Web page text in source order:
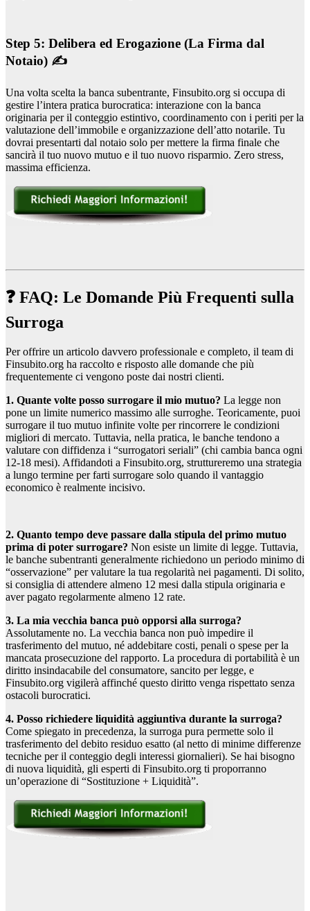
Step 5: Delibera ed Erogazione (La Firma dal
Notaio) ✍️
Una volta scelta la banca subentrante, Finsubito.org si occupa di
gestire l’intera pratica burocratica: interazione con la banca
originaria per il conteggio estintivo, coordinamento con i periti per la
valutazione dell’immobile e organizzazione dell’atto notarile. Tu
dovrai presentarti dal notaio solo per mettere la firma finale che
sancirà il tuo nuovo mutuo e il tuo nuovo risparmio. Zero stress,
massima efficienza.
❓ FAQ: Le Domande Più Frequenti sulla
Surroga
Per offrire un articolo davvero professionale e completo, il team di
Finsubito.org ha raccolto e risposto alle domande che più
frequentemente ci vengono poste dai nostri clienti.
1. Quante volte posso surrogare il mio mutuo? La legge non
pone un limite numerico massimo alle surroghe. Teoricamente, puoi
surrogare il tuo mutuo infinite volte per rincorrere le condizioni
migliori di mercato. Tuttavia, nella pratica, le banche tendono a
valutare con diffidenza i “surrogatori seriali” (chi cambia banca ogni
12-18 mesi). Affidandoti a Finsubito.org, struttureremo una strategia
a lungo termine per farti surrogare solo quando il vantaggio
economico è realmente incisivo.
2. Quanto tempo deve passare dalla stipula del primo mutuo
prima di poter surrogare? Non esiste un limite di legge. Tuttavia,
le banche subentranti generalmente richiedono un periodo minimo di
“osservazione” per valutare la tua regolarità nei pagamenti. Di solito,
si consiglia di attendere almeno 12 mesi dalla stipula originaria e
aver pagato regolarmente almeno 12 rate.
3. La mia vecchia banca può opporsi alla surroga?
Assolutamente no. La vecchia banca non può impedire il
trasferimento del mutuo, né addebitare costi, penali o spese per la
mancata prosecuzione del rapporto. La procedura di portabilità è un
diritto insindacabile del consumatore, sancito per legge, e
Finsubito.org vigilerà affinché questo diritto venga rispettato senza
ostacoli burocratici.
4. Posso richiedere liquidità aggiuntiva durante la surroga?
Come spiegato in precedenza, la surroga pura permette solo il
trasferimento del debito residuo esatto (al netto di minime differenze
tecniche per il conteggio degli interessi giornalieri). Se hai bisogno
di nuova liquidità, gli esperti di Finsubito.org ti proporranno
un’operazione di “Sostituzione + Liquidità”.